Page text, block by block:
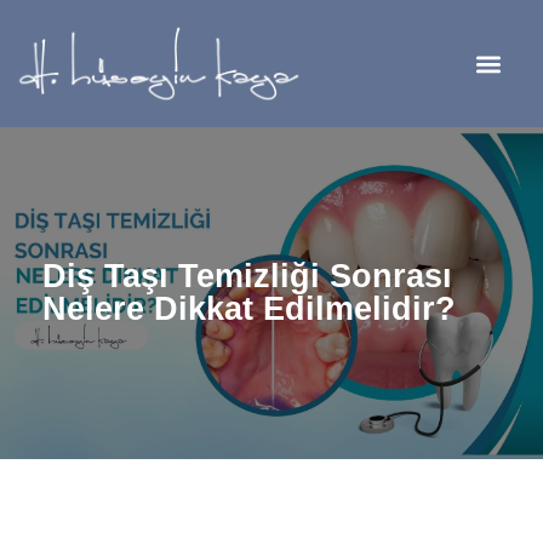
Diş Taşı Temizliği Sonrası
Nelere Dikkat Edilmelidir?